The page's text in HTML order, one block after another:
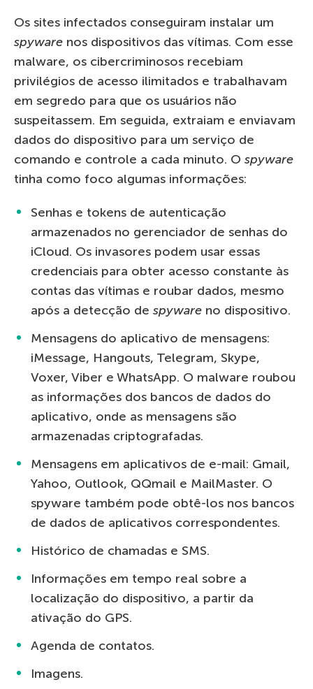
Os sites infectados conseguiram instalar um
spyware nos dispositivos das vítimas. Com esse
malware, os cibercriminosos recebiam
privilégios de acesso ilimitados e trabalhavam
em segredo para que os usuários não
suspeitassem. Em seguida, extraiam e enviavam
dados do dispositivo para um serviço de
comando e controle a cada minuto. O spyware
tinha como foco algumas informações:
Senhas e tokens de autenticação
armazenados no gerenciador de senhas do
iCloud. Os invasores podem usar essas
credenciais para obter acesso constante às
contas das vítimas e roubar dados, mesmo
após a detecção de spyware no dispositivo.
Mensagens do aplicativo de mensagens:
iMessage, Hangouts, Telegram, Skype,
Voxer, Viber e WhatsApp. O malware roubou
as informações dos bancos de dados do
aplicativo, onde as mensagens são
armazenadas criptografadas.
Mensagens em aplicativos de e-mail: Gmail,
Yahoo, Outlook, QQmail e MailMaster. O
spyware também pode obtê-los nos bancos
de dados de aplicativos correspondentes.
Histórico de chamadas e SMS.
Informações em tempo real sobre a
localização do dispositivo, a partir da
ativação do GPS.
Agenda de contatos.
Imagens.